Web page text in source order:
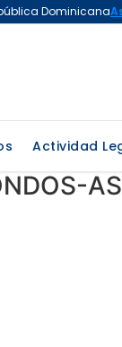
Actividad